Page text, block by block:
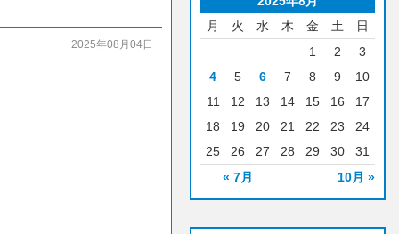
2025年08月04日
月
火 水 木 金 土 日
« 7月 10月 »
1 2
3
4
5 6 7 8 9
10
11
12 13 14 15 16
17
18
19 20 21 22 23
24
25
26 27 28 29 30 31